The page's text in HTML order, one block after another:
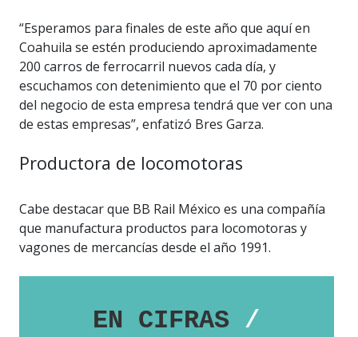
“Esperamos para finales de este año que aquí en
Coahuila se estén produciendo aproximadamente
200 carros de ferrocarril nuevos cada día, y
escuchamos con detenimiento que el 70 por ciento
del negocio de esta empresa tendrá que ver con una
de estas empresas”, enfatizó Bres Garza.
Productora de locomotoras
Cabe destacar que BB Rail México es una compañía
que manufactura productos para locomotoras y
vagones de mercancías desde el año 1991.
EN CIFRAS /